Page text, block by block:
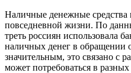
Наличные денежные средства
повседневной жизни. По
треть россиян использовала
наличных денег в обращении
значительным, это связано с
может потребоваться в